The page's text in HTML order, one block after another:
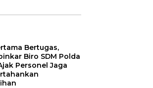
Bertugas,
Biro SDM Polda
Personel Jaga